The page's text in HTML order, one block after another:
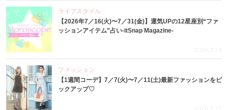
ライフスタイル
【2026年7／16(火)〜7／31(金)】運気UPの12星座別“ファ
ッションアイテム”占い-itSnap Magazine-
2026.7.16
ファッション
【1週間コーデ】7／7(火)〜7／11(土)最新ファッションをピ
ックアップ♡
2026.7.15